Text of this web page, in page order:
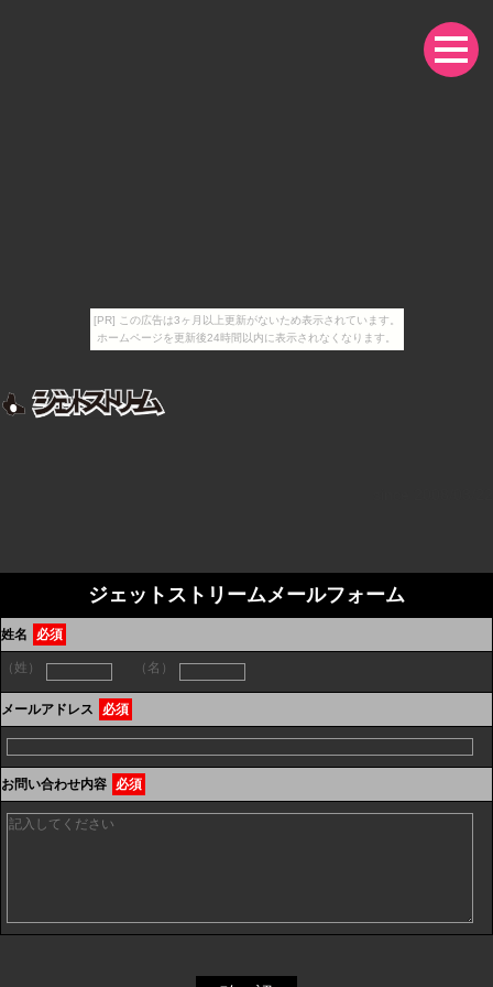
[PR] この広告は3ヶ月以上更新がないため表示されています。
ホームページを更新後24時間以内に表示されなくなります。
ジェットストリームメールフォーム
姓名 必須
（姓） （名）
メールアドレス 必須
お問い合わせ内容 必須